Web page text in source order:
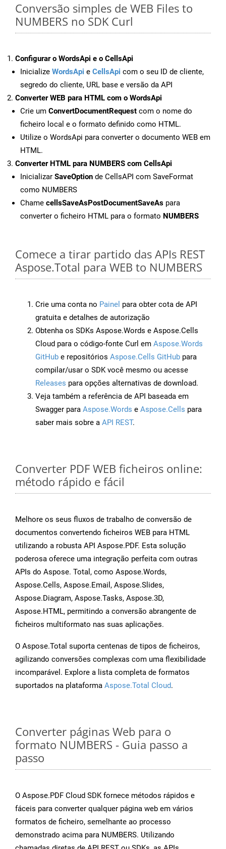
Conversão simples de WEB Files to
NUMBERS no SDK Curl
Configurar o WordsApi e o CellsApi
Inicialize WordsApi e CellsApi com o seu ID de cliente,
segredo do cliente, URL base e versão da API
Converter WEB para HTML com o WordsApi
Crie um ConvertDocumentRequest com o nome do
ficheiro local e o formato definido como HTML.
Utilize o WordsApi para converter o documento WEB em
HTML.
Converter HTML para NUMBERS com CellsApi
Inicializar SaveOption de CellsAPI com SaveFormat
como NUMBERS
Chame cellsSaveAsPostDocumentSaveAs para
converter o ficheiro HTML para o formato NUMBERS
Comece a tirar partido das APIs REST
Aspose.Total para WEB to NUMBERS
Crie uma conta no Painel para obter cota de API
gratuita e detalhes de autorização
Obtenha os SDKs Aspose.Words e Aspose.Cells
Cloud para o código-fonte Curl em Aspose.Words
GitHub e repositórios Aspose.Cells GitHub para
compilar/usar o SDK você mesmo ou acesse
Releases para opções alternativas de download.
Veja também a referência de API baseada em
Swagger para Aspose.Words e Aspose.Cells para
saber mais sobre a API REST.
Converter PDF WEB ficheiros online:
método rápido e fácil
Melhore os seus fluxos de trabalho de conversão de
documentos convertendo ficheiros WEB para HTML
utilizando a robusta API Aspose.PDF. Esta solução
poderosa oferece uma integração perfeita com outras
APIs do Aspose. Total, como Aspose.Words,
Aspose.Cells, Aspose.Email, Aspose.Slides,
Aspose.Diagram, Aspose.Tasks, Aspose.3D,
Aspose.HTML, permitindo a conversão abrangente de
ficheiros multiformato nas suas aplicações.
O Aspose.Total suporta centenas de tipos de ficheiros,
agilizando conversões complexas com uma flexibilidade
incomparável. Explore a lista completa de formatos
suportados na plataforma Aspose.Total Cloud.
Converter páginas Web para o
formato NUMBERS - Guia passo a
passo
O Aspose.PDF Cloud SDK fornece métodos rápidos e
fáceis para converter qualquer página web em vários
formatos de ficheiro, semelhante ao processo
demonstrado acima para NUMBERS. Utilizando